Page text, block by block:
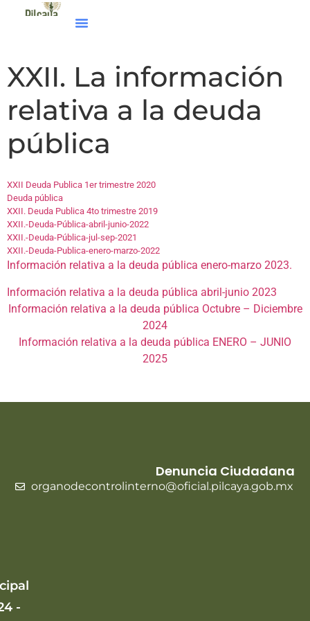
XXII. La información
relativa a la deuda
pública
XXII Deuda Publica 1er trimestre 2020
Deuda pública
XXII. Deuda Publica 4to trimestre 2019
XXII.-Deuda-Pública-abril-junio-2022
XXII.-Deuda-Pública-jul-sep-2021
XXII.-Deuda-Publica-enero-marzo-2022
Información relativa a la deuda pública enero-marzo 2023.
Información relativa a la deuda pública abril-junio 2023
Información relativa a la deuda pública Octubre – Diciembre
2024
Información relativa a la deuda pública ENERO – JUNIO
2025
-
Denuncia Ciudadana
organodecontrolinterno@oficial.pilcaya.gob.mx